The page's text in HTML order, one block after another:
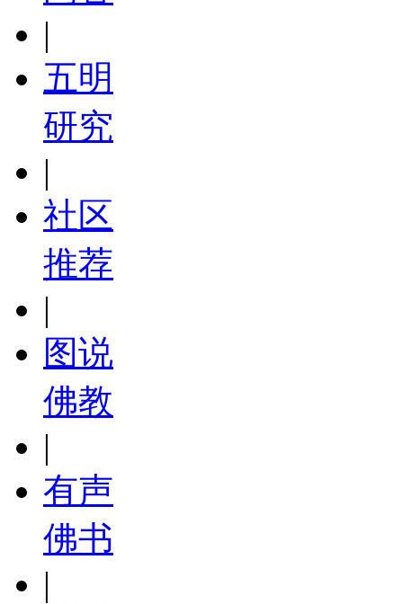
|
五明
研究
|
社区
推荐
|
图说
佛教
|
有声
佛书
|